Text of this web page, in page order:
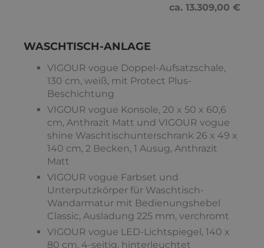
ca. 13.309,00 €
WASCHTISCH-ANLAGE
VIGOUR vogue Doppel-Aufsatzschale,
130 cm, weiß, mit Protect Plus-
Beschichtung
VIGOUR vogue Konsole, 20 x 50 x 60,6
cm, Anthrazit Matt und VIGOUR vogue
shine Waschtischunterschrank 26 x 49 x
140 cm, 2 Becken, 1 Ausug, Anthrazit
Matt
VIGOUR vogue Farbset und
Unterputzkörper für Waschtisch-
Wandarmatur mit Bedienungshebel
Classic, Ausladung 225 mm, verchromt
VIGOUR vogue LED-Lichtspiegel, 140 x
80 cm, 4-seitig, hinterleuchtet